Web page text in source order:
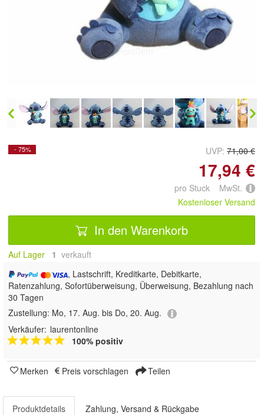
Doppelt antippen zum
vergrößern
- 75% UVP: 71,00 €
17,94 €
pro Stuck MwSt.
Kostenloser Versand
In den Warenkorb
Auf Lager 1 verkauft
, Lastschrift, Kreditkarte, Debitkarte,
Ratenzahlung, Sofortüberweisung, Überweisung, Bezahlung nach
30 Tagen
Zustellung: Mo, 17. Aug. bis Do, 20. Aug.
Verkäufer: laurentonline
100% positiv
Merken Preis vorschlagen Teilen
Produktdetails Zahlung, Versand & Rückgabe